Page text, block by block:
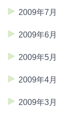
2009年7月
2009年6月
2009年5月
2009年4月
2009年3月